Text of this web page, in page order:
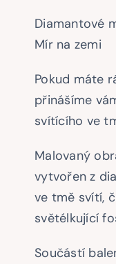
Ostatní zboží
Blog
Recenze
Můj účet
Diamantové
Mír na zemi
Pokud máte
přinášíme
svítícího ve
Malovaný
vytvořen z
ve tmě svítí,
světélkující
Součástí